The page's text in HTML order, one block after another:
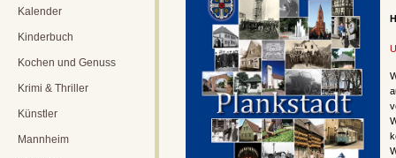
Kalender
Kinderbuch
Kochen und Genuss
Krimi & Thriller
Künstler
Mannheim